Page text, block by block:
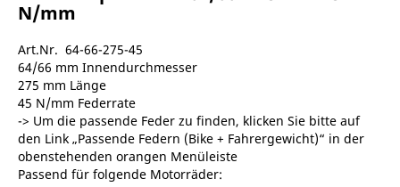
N/mm
Art.Nr. 64-66-275-45
64/66 mm Innendurchmesser
275 mm Länge
45 N/mm Federrate
-> Um die passende Feder zu finden, klicken Sie bitte auf
den Link „Passende Federn (Bike + Fahrergewicht)“ in der
obenstehenden orangen Menüleiste
Passend für folgende Motorräder: